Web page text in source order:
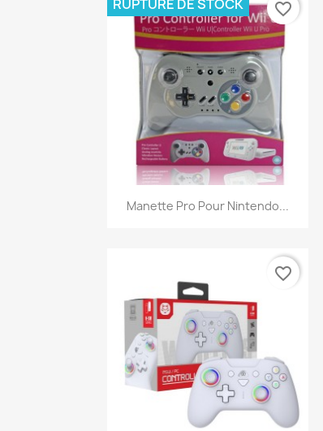
Aperçu rapide
Manette Pro Pour Nintendo...
RUPTURE DE STOCK favorite_border
favorite_border